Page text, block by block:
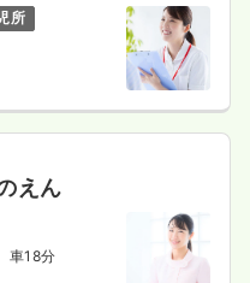
ブランク可
詳細を見る
一般＋療養
所
えん
車18分